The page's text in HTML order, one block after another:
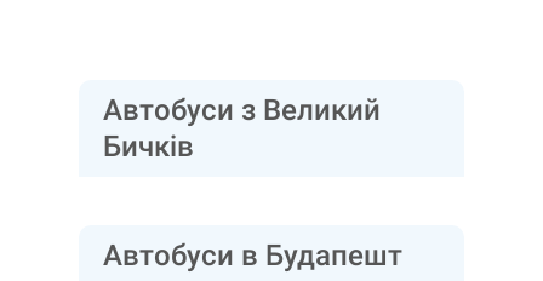
Автобуси з Великий
Бичків
Автобуси в Будапешт